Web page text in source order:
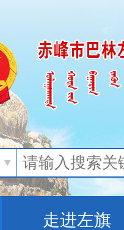
走进左旗